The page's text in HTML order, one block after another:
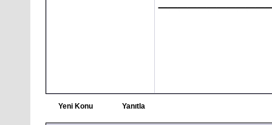
Yeni Konu Yanıtla